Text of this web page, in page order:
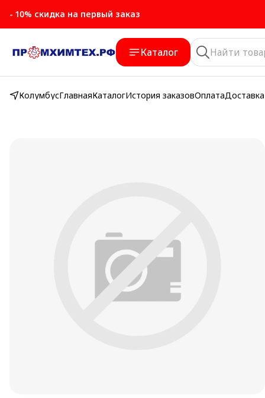
- 10% скидка на первый заказ
Каталог
КолумбусГлавнаяКаталогИстория заказовОплатаДоставка